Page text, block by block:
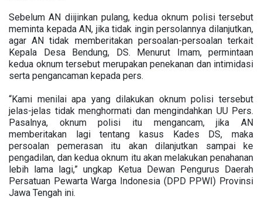
Sebelum AN diijinkan pulang, kedua oknum polisi tersebut
meminta kepada AN, jika tidak ingin persolannya dilanjutkan,
agar AN tidak memberitakan persoalan-persoalan terkait
Kepala Desa Bendung, DS. Menurut Imam, permintaan
kedua oknum tersebut merupakan penekanan dan intimidasi
serta pengancaman kepada pers.
“Kami menilai apa yang dilakukan oknum polisi tersebut
jelas-jelas tidak menghormati dan mengindahkan UU Pers.
Pasalnya, oknum polisi itu mengancam, jika AN
memberitakan lagi tentang kasus Kades DS, maka
persoalan pemerasan itu akan dilanjutkan sampai ke
pengadilan, dan kedua oknum itu akan melakukan penahanan
lebih lama lagi,” ungkap Ketua Dewan Pengurus Daerah
Persatuan Pewarta Warga Indonesia (DPD PPWI) Provinsi
Jawa Tengah ini.